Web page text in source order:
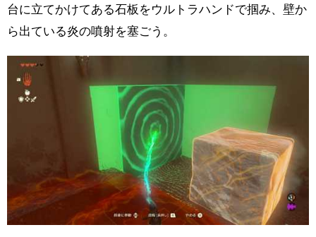
台に立てかけてある石板をウルトラハンドで掴み、壁か
ら出ている炎の噴射を塞ごう。